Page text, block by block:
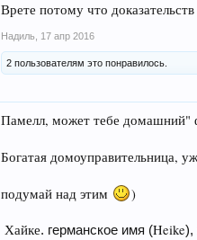
Врете потому что
Надиль 17 апр 2016
2 пользователям это понравилось.
Памелл, может тебе домашний"
Богатая домоуправительница,
подумай над этим )
Хайке. германское имя (Heike),